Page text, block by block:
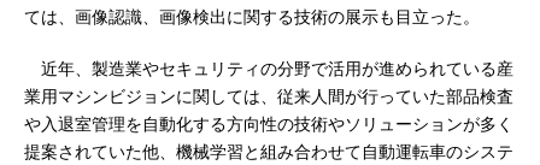
ては、画像認識、画像検出に関する技術の展示も目立った。
近年、製造業やセキュリティの分野で活用が進められている産
業用マシンビジョンに関しては、従来人間が行っていた部品検査
や入退室管理を自動化する方向性の技術やソリューションが多く
提案されていた他、機械学習と組み合わせて自動運転車のシステ